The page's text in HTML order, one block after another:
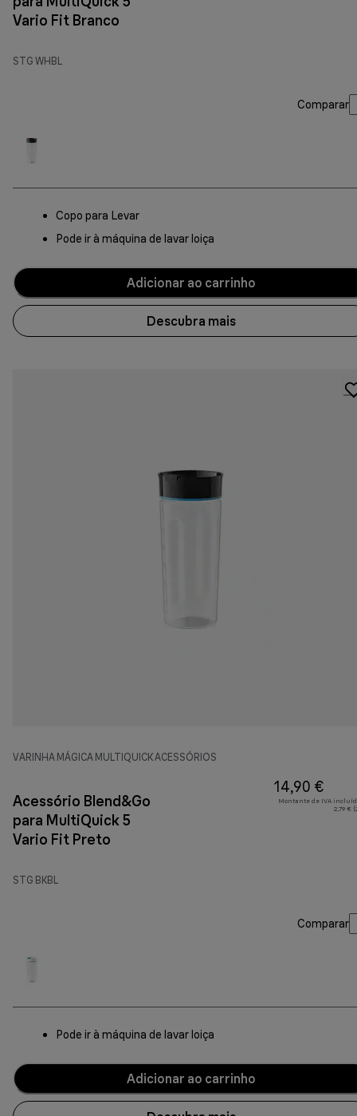
Vario Fit Branco
STG WHBL
Comparar
Copo para Levar
Pode ir à máquina de lavar loiça
Adicionar ao carrinho
Descubra mais
VARINHA MÁGICA MULTIQUICK ACESSÓRIOS
Acessório Blend&Go
para MultiQuick 5
Vario Fit Preto
STG BKBL
14,90 €
Montante de IVA
2,79 €
Comparar
Pode ir à máquina de lavar loiça
Adicionar ao carrinho